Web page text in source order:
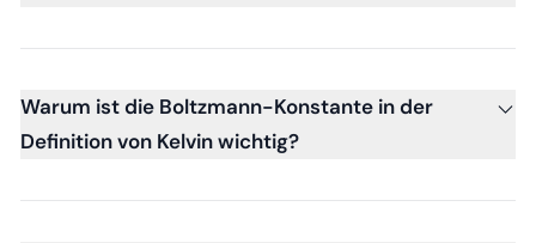
Warum ist die Boltzmann-Konstante in der
Definition von Kelvin wichtig?